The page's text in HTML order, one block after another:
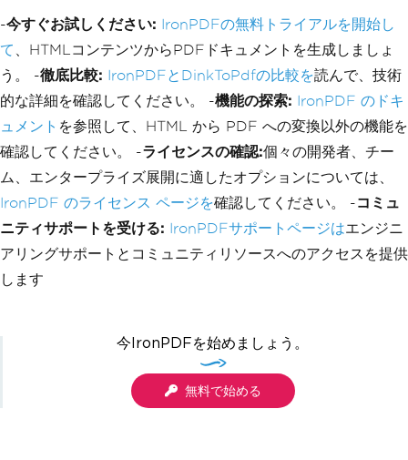
-今すぐお試しください: IronPDFの無料トライアルを開始し
て
、HTMLコンテンツからPDFドキュメントを生成しましょ
う。 -徹底比較: IronPDFとDinkToPdfの比較を読んで、技術
的な詳細を確認してください。 -機能の探索: IronPDF のドキ
ュメント を参照して、HTML から PDF への変換以外の機能を
確認してください。 -ライセンスの確認:個々の開発者、チー
ム、エンタープライズ展開に適したオプションについては、
IronPDF のライセンス ページを確認してください。 -コミュ
ニティサポートを受ける: IronPDFサポートページはエンジニ
アリングサポートとコミュニティリソースへのアクセスを提供
します
今IronPDFを始めましょう。
無料で始める